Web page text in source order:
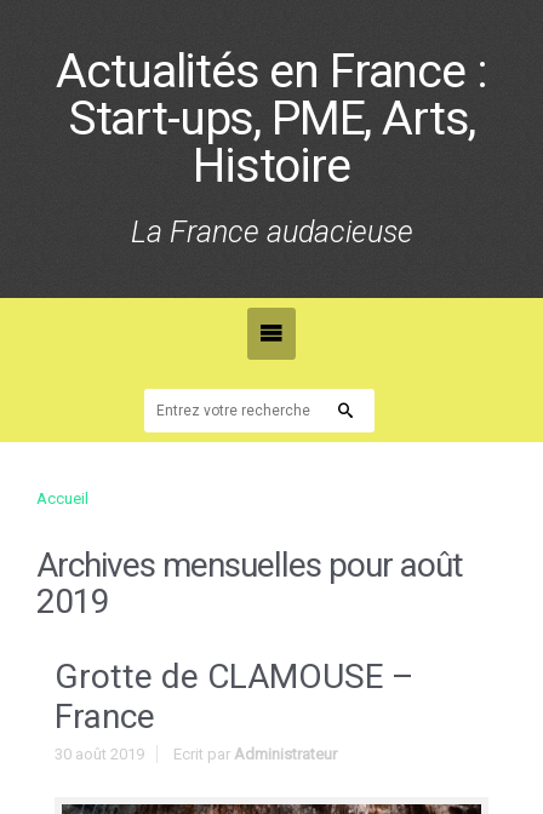
Actualités en France :
Start-ups, PME, Arts,
Histoire
La France audacieuse
Accueil
Archives mensuelles pour août
2019
Grotte de CLAMOUSE –
France
30 août 2019 Ecrit par Administrateur